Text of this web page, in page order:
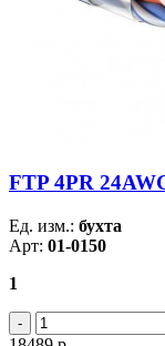
FTP 4PR
Ед. изм.: бухта
Арт: 01-0150
1